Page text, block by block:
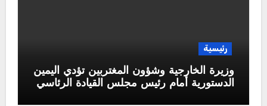
رئيسية
وزيرة الخارجية وشؤون المغتربين تؤدي اليمين
الدستورية أمام رئيس مجلس القيادة الرئاسي